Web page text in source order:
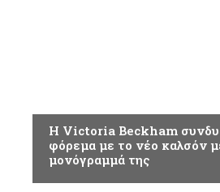
H Victoria Beckham
φόρεμα με το νέο καλσόν
μονόγραμμά της